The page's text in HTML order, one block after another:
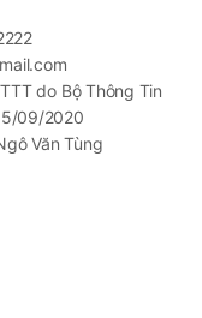
do Bộ Thông Tin
09/2020
Văn Tùng